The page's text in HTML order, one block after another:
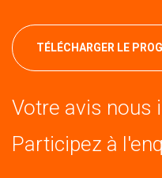
TÉLÉCHARGER LE
Votre avis nous
Participez à